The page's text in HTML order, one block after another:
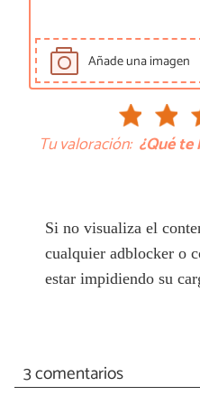
Añade una imagen
Tu valoración: ¿Qué
Si no visualiza el
cualquier adblocker o
estar impidiendo su
3 comentarios